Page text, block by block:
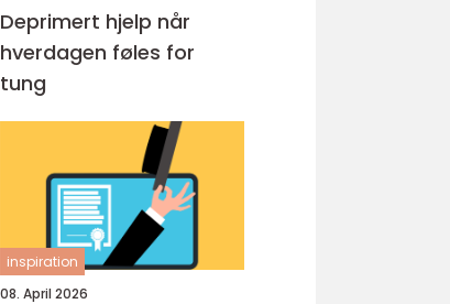
Deprimert hjelp når
hverdagen føles for
tung
inspiration
08. April 2026